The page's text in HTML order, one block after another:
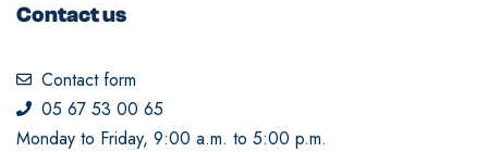
Contact us
Contact form
05 67 53 00 65
Monday to Friday, 9:00 a.m. to 5:00 p.m.